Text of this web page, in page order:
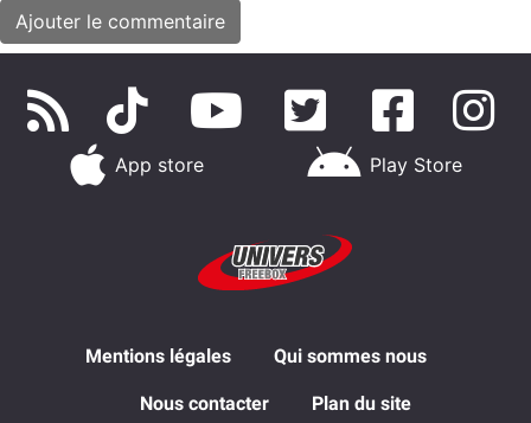
App store Play Store
Mentions légales Qui sommes nous
Nous contacter Plan du site